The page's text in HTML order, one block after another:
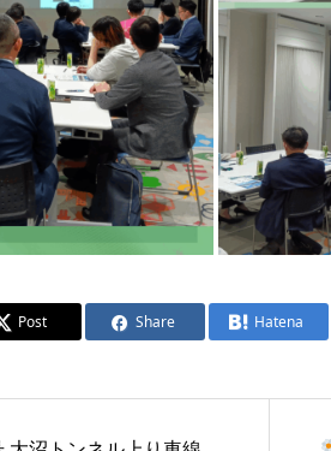
Post Share Hatena